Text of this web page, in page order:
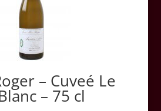
– Cuveé Le
– 75 cl